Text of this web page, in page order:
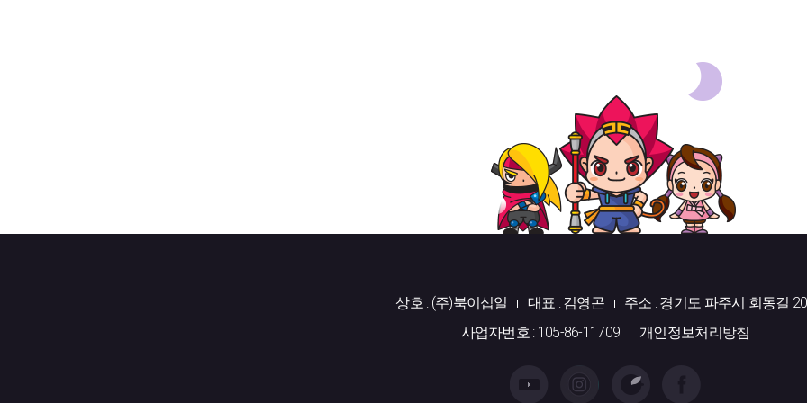
상호 : (주)북이십일 대표 : 김영곤
주소 : 경기도 파주시 회동길
사업자번호 : 105-86-11709
개인정보처리방침